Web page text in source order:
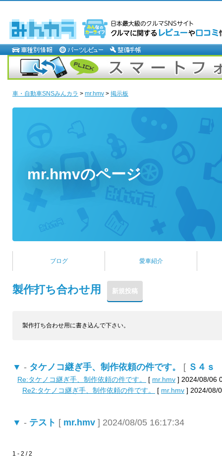
車・自動車SNSみんカラ > mr.hmv > 掲示板
mr.hmvのページ
ブログ 愛車紹介
製作打ち合わせ用
製作打ち合わせ用に書き込んで下さい。
▼ - タケノコ継ぎ手、制作依頼の件です。 [ Ｓ４ｓ
Re:タケノコ継ぎ手、制作依頼の件です。 [ mr.hmv ] 2024/08/06
Re2:タケノコ継ぎ手、制作依頼の件です。
[ mr.hmv ] 2024/08/
▼ - テスト [ mr.hmv ] 2024/08/05 16:17:34
1 - 2 / 2